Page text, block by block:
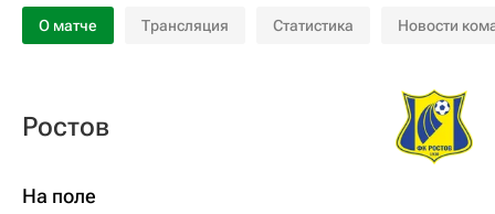
О матче Трансляция Статистика Новости
Ростов
На поле